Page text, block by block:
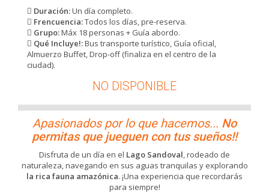
Duración:Un día completo.
Frencuencia:Todos los días, pre-reserva.
Grupo:Máx 18 personas + Guía abordo.
Qué Incluye!:Bus transporte turístico, Guía oficial,
Almuerzo Buffet, Drop-off (finaliza en el centro de la
ciudad).
NO DISPONIBLE
Apasionados por lo que hacemos... No
permitas que jueguen con tus sueños!!
Disfruta de un día en el Lago Sandoval , rodeado de
naturaleza, navegando en sus aguas tranquilas y explorando
la rica fauna amazónica. ¡Una experiencia que recordarás
para siempre!